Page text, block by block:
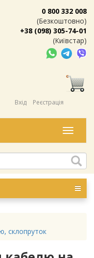
0 800 332 008
(Безкоштовно)
+38 (098) 305-74-01
(Київстар)
Вхід Реєстрація
Меню
склопруток